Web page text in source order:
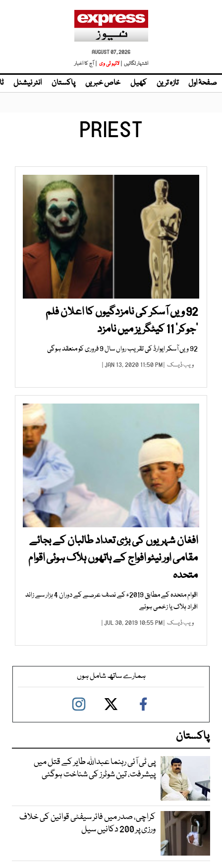
AUGUST 07, 2026
اشتہار لگائیں |
| آج کا اخبار
صفحۂ اول تازہ ترین کھیل خاص خبریں پاکستان انٹر نیشنل
PRIEST
92 ویں آسکر کی نامزدگیوں کا اعلان فلم
’جوکر‘ 11 کیٹگریز میں نامزد
92 ویں آسکر ایوارڈ کی تقریب رواں سال 9 فروری کو منعقد ہوگی
ویب ڈیسک | JAN 13, 2020 11:50 PM |
افغان شہریوں کی بڑی تعداد طالبان کے بجائے
مقامی اور نیٹو افواج کے ہاتھوں ہلاک ہوئی اقوام
متحدہ
اقوام متحدہ کے مطابق 2019ء کے نصف عرصے کے دوران 4 ہزار سے زائد
افراد ہلاک یا زخمی ہوئے
ویب ڈیسک | JUL 30, 2019 10:55 PM |
ہمارے ساتھ شامل ہوں
پاکستان
پی ٹی آئی رہنما عبداللہ طایر کے قتل میں
پیشرفت، تین شوٹرز کی شناخت ہوگئی
کراچی، صدر میں فائر سیفٹی قوانین کی خلاف
ورزی پر 200 دکانیں سیل